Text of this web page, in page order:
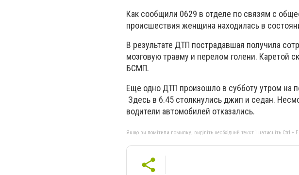
Как сообщили 0629 в отделе по связям с
происшествия женщина находилась в
В результате ДТП пострадавшая получила
мозговую травму и перелом голени. Каретой
БСМП.
Еще одно ДТП произошло в субботу утром на
Здесь в 6.45 столкнулись джип и седан.
водители автомобилей отказались.
Якщо ви помітили помилку, виділіть необхідний текст і натисніть Ctrl +